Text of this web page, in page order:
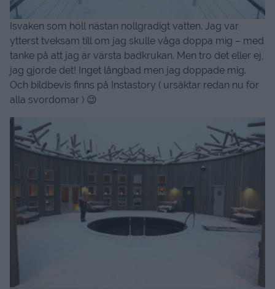
Isvaken som höll nästan nollgradigt vatten. Jag var
ytterst tveksam till om jag skulle våga doppa mig – med
tanke på att jag är värsta badkrukan. Men tro det eller ej,
jag gjorde det! Inget långbad men jag doppade mig.
Och bildbevis finns på Instastory ( ursäktar redan nu för
alla svordomar ) 😉